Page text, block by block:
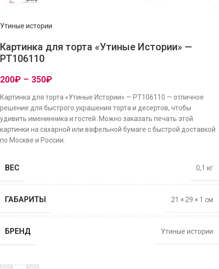
Утиные истории
Картинка для торта «Утиные Истории» —
PT106110
200₽ – 350₽
Картинка для торта «Утиные Истории» — PT106110 — отличное
решение для быстрого украшения торта и десертов, чтобы
удивить именинника и гостей. Можно заказать печать этой
картинки на сахарной или вафельной бумаге с быстрой доставкой
по Москве и России.
ВЕС 0,1 кг
ГАБАРИТЫ 21 × 29 × 1 см
БРЕНД Утиные истории